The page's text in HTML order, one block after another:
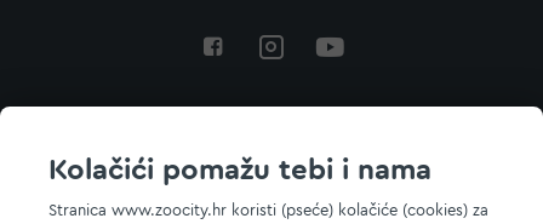
Kolačići pomažu tebi i nama
Stranica www.zoocity.hr koristi (pseće) kolačiće (cookies) za